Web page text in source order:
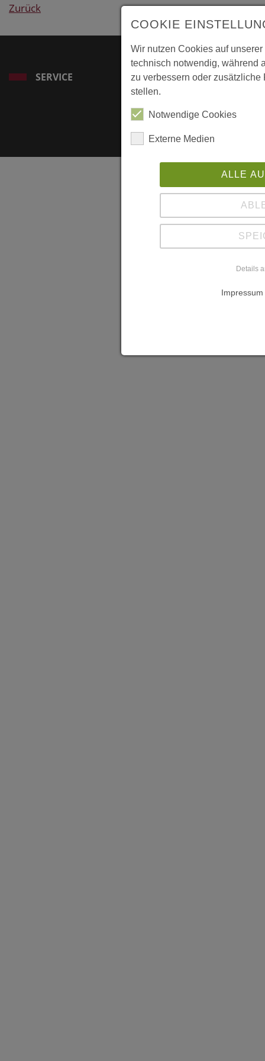
Zurück
SERVICE
COOKIE
Wir nutzen Cookies auf
technisch notwendig, während
zu verbessern oder
stellen.
Notwendige Cookies
Externe Medien
ALLE
Details